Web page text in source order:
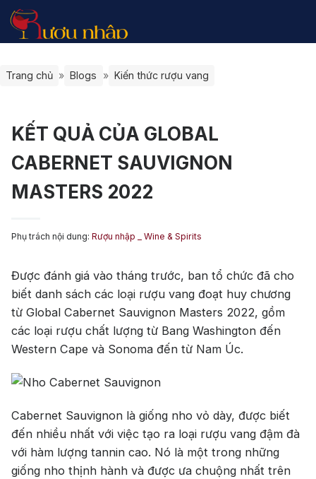
Chưa có sản
10 Vang theo tháng
tặng vang
thức rượu vang
Whisky theo chuyên gia
Xách Tay -Rượu Duty Free
hiệu nổi bật
mạnh phổ biến
rượu mạnh khác
Trang chủ » Blogs » Kiến thức rượu vang
KẾT QUẢ CỦA GLOBAL
CABERNET SAUVIGNON
MASTERS 2022
Phụ trách nội dung:Rượu nhập _ Wine & Spirits
Được đánh giá vào tháng trước, ban tổ chức đã cho
biết danh sách các loại rượu vang đoạt huy chương
từ Global Cabernet Sauvignon Masters 2022, gồm
các loại rượu chất lượng từ Bang Washington đến
Western Cape và Sonoma đến từ Nam Úc.
Cabernet Sauvignon là giống nho vỏ dày, được biết
đến nhiều nhất với việc tạo ra loại rượu vang đậm đà
với hàm lượng tannin cao. Nó là một trong những
giống nho thịnh hành và được ưa chuộng nhất trên